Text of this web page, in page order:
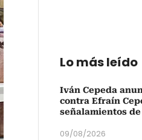
Lo más leído
Iván Cepeda
contra Efraín
señalamientos
09/08/2026